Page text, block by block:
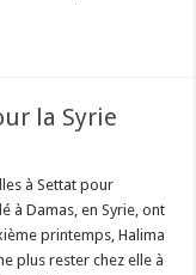
la Syrie
à Settat pour
à Damas, en Syrie, ont
printemps, Halima
plus rester chez elle à